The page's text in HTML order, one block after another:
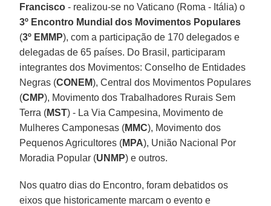
Francisco - realizou-se no Vaticano (Roma - Itália) o
3º Encontro Mundial dos Movimentos Populares
(3º EMMP), com a participação de 170 delegados e
delegadas de 65 países. Do Brasil, participaram
integrantes dos Movimentos: Conselho de Entidades
Negras (CONEM), Central dos Movimentos Populares
(CMP), Movimento dos Trabalhadores Rurais Sem
Terra (MST) - La Via Campesina, Movimento de
Mulheres Camponesas (MMC), Movimento dos
Pequenos Agricultores (MPA), União Nacional Por
Moradia Popular (UNMP) e outros.
Nos quatro dias do Encontro, foram debatidos os
eixos que historicamente marcam o evento e